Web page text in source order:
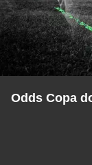
Odds Copa